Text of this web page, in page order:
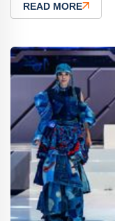
READ MORE